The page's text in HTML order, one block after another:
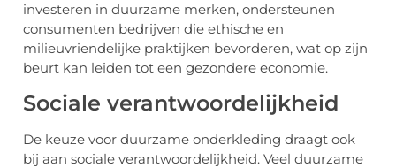
investeren in duurzame merken, ondersteunen
consumenten bedrijven die ethische en
milieuvriendelijke praktijken bevorderen, wat op zijn
beurt kan leiden tot een gezondere economie.
Sociale verantwoordelijkheid
De keuze voor duurzame onderkleding draagt ook
bij aan sociale verantwoordelijkheid. Veel duurzame